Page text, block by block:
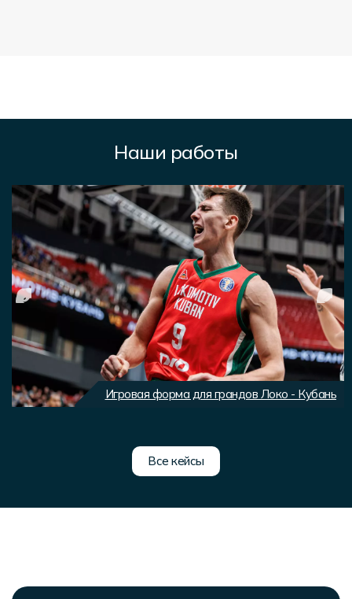
Наши работы
Игровая форма для грандов Локо - Кубань
Все кейсы